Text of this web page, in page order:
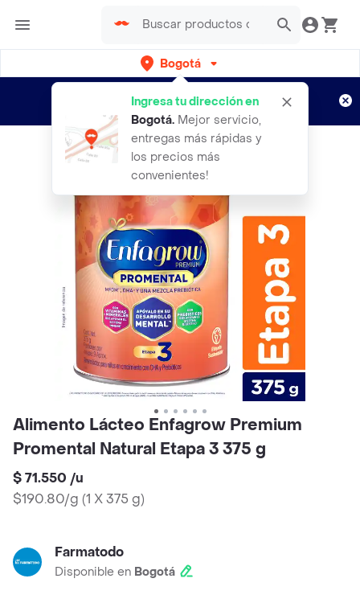
Bogotá
Ingresa tu dirección en
Bogotá. Mejor servicio,
entregas más rápidas y
los precios más
convenientes!
envíos gratis por semanas
Aplican TyC
Alimento Lácteo Enfagrow Premium
Promental Natural Etapa 3 375 g
$ 71.550 /u
$190.80/g (1 X 375 g)
Farmatodo
Disponible en Bogotá